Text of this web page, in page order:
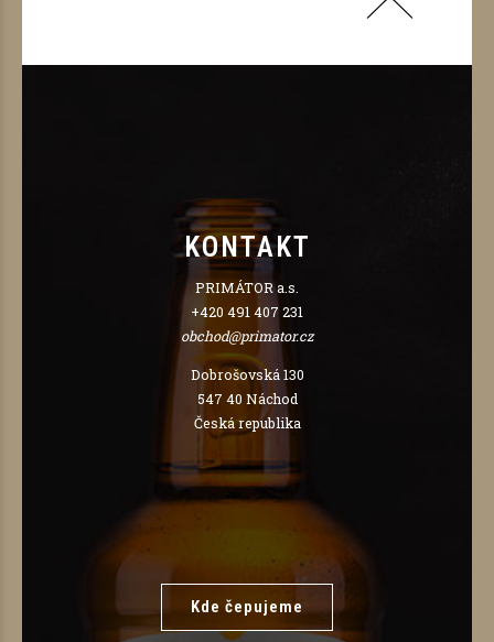
KONTAKT
PRIMÁTOR a.s.
+420 491 407 231
obchod@primator.cz
Dobrošovská 130
547 40 Náchod
Česká republika
Kde čepujeme